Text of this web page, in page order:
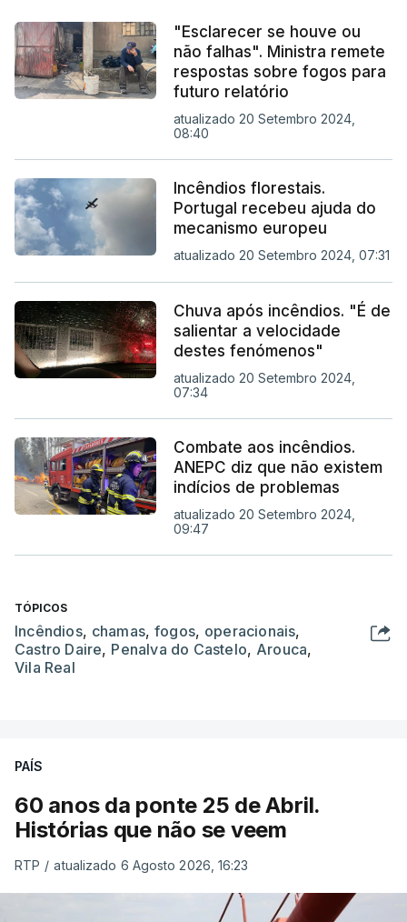
"Esclarecer se houve ou
não falhas". Ministra remete
respostas sobre fogos para
futuro relatório
atualizado 20 Setembro 2024,
08:40
Incêndios florestais.
Portugal recebeu ajuda do
mecanismo europeu
atualizado 20 Setembro 2024, 07:31
Chuva após incêndios. "É de
salientar a velocidade
destes fenómenos"
atualizado 20 Setembro 2024,
07:34
Combate aos incêndios.
ANEPC diz que não existem
indícios de problemas
atualizado 20 Setembro 2024,
09:47
TÓPICOS
Incêndios, chamas,fogos, operacionais,
Castro Daire, Penalva do Castelo, Arouca,
Vila Real
PAÍS
60 anos da ponte 25 de Abril.
Histórias que não se veem
RTP / atualizado 6 Agosto 2026, 16:23